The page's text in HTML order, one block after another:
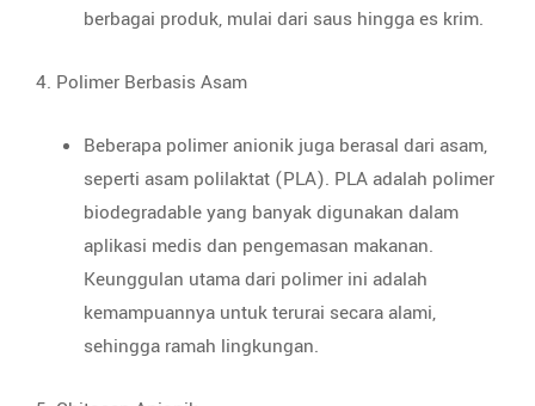
berbagai produk, mulai dari saus hingga es krim.
4. Polimer Berbasis Asam
Beberapa polimer anionik juga berasal dari asam,
seperti asam polilaktat (PLA). PLA adalah polimer
biodegradable yang banyak digunakan dalam
aplikasi medis dan pengemasan makanan.
Keunggulan utama dari polimer ini adalah
kemampuannya untuk terurai secara alami,
sehingga ramah lingkungan.